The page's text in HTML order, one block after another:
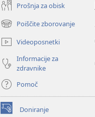
Prošnja za obisk
Poiščite zborovanje
(odpre
novo
okno)
Videoposnetki
Informacije za
zdravnike
Pomoč
Doniranje
(odpre